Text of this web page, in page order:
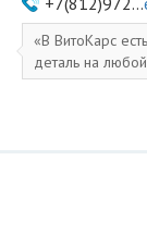
В ВитоКарс
деталь на